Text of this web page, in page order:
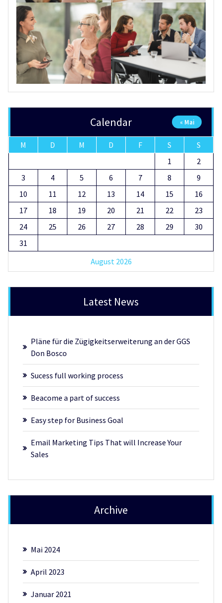
Calendar
August 2026
M D M D F S
S
1
2
3
4 5 6 7 8
9
10
11 12 13 14 15
16
17
18 19 20 21 22
23
24
25 26 27 28 29
30
31
« Mai
Latest News
Pläne für die Zügigkeitserweiterung an der GGS
Don Bosco
Sucess full working process
Beacome a part of success
Easy step for Business Goal
Email Marketing Tips That will Increase Your
Sales
Archive
Mai 2024
April 2023
Januar 2021